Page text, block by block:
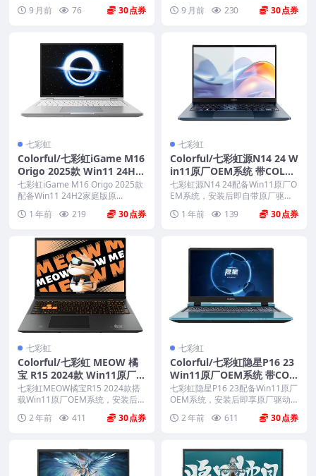
9 月前 76 30 9 月前 230 30
七彩虹
Colorful/七彩虹iGame M16
Origo 2025款 Win11 24H2
家庭版原厂OEM系统 带COL
ORFUL一键还原
七彩虹iGame M16 Origo 2025款
配备Win11 24H2家庭版原...
1 年前
219 30
七彩虹
Colorful/七彩虹源N14 24 W
in11原厂OEM系统 带COLO
RFUL一键还原
七彩虹源N14 24配备Win11原厂O
EM系统，安装后即自带原厂驱动
1 年前 139 30
七彩虹
Colorful/七彩虹 MEOW 橘
宝 R15 2024款 Win11原厂O
EM系统 带COLORFUL一键
还原
七彩虹MEOW橘宝R15 2024款搭
载Win11原厂OEM系统，安装后即
2 年前 411 30
七彩虹
Colorful/七彩虹隐星P16 23
Win11原厂OEM系统 带COL
ORFUL一键还原
七彩虹隐星P16 23配备Win11原厂
OEM系统，安装后即享原厂驱动
2 年前 611 30